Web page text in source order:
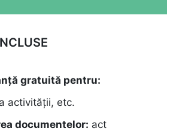
gratuită pentru:
activității, etc.
documentelor: act